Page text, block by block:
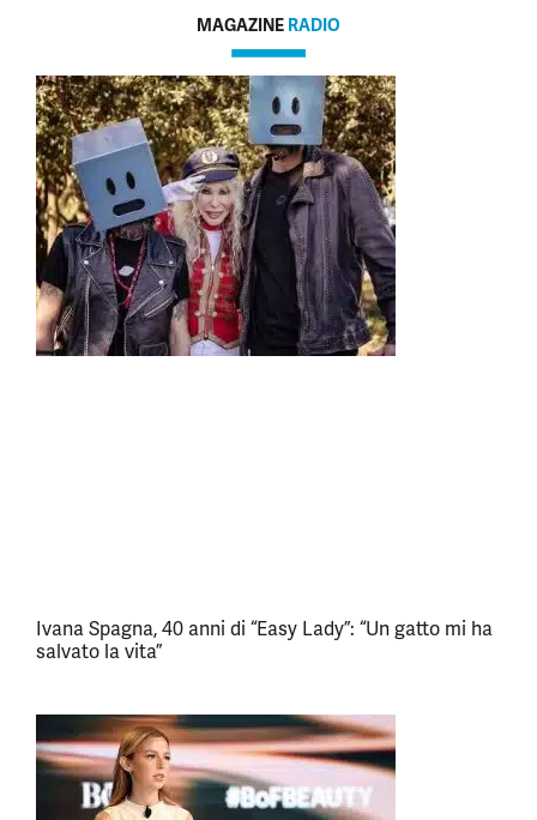
MAGAZINE RADIO
Ivana Spagna, 40 anni di “Easy Lady”: “Un gatto mi ha
salvato la vita”